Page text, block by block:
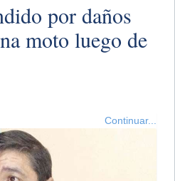
por daños
moto luego de
Continuar...